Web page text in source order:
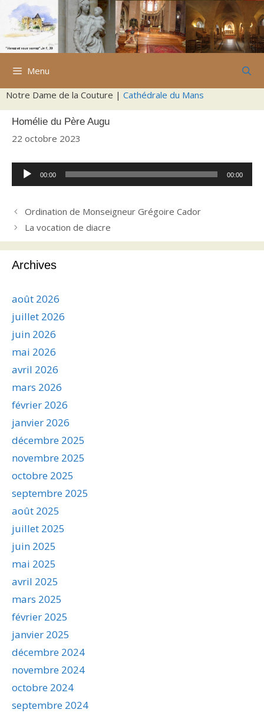
Aller
contenu
Menu
Notre Dame de la Couture | Cathédrale du Mans
Homélie du Père Augu
22 octobre 2023
Lecteur
audio
00:00 00:00
Ordination de Monseigneur Grégoire Cador
La vocation de diacre
Archives
août 2026
juillet 2026
juin 2026
mai 2026
avril 2026
mars 2026
février 2026
janvier 2026
décembre 2025
novembre 2025
octobre 2025
septembre 2025
août 2025
juillet 2025
juin 2025
mai 2025
avril 2025
mars 2025
février 2025
janvier 2025
décembre 2024
novembre 2024
octobre 2024
septembre 2024